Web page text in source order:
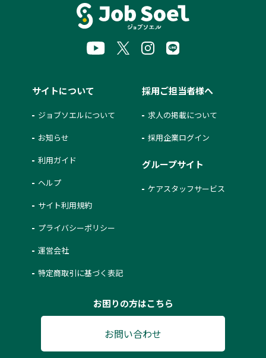
サイトについて
ジョブソエルについて
お知らせ
利用ガイド
ヘルプ
サイト利用規約
プライバシーポリシー
運営会社
特定商取引に基づく表記
採用ご担当者様へ
求人の掲載について
採用企業ログイン
グループサイト
ケアスタッフサービス
お困りの方はこちら
お問い合わせ